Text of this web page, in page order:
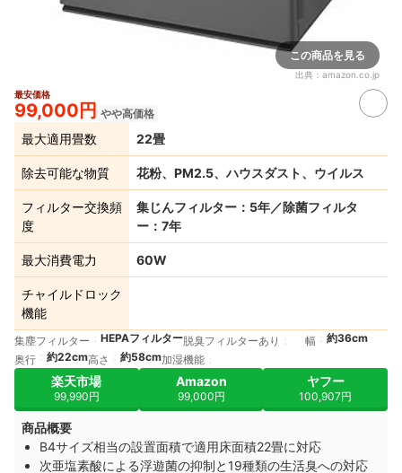
この商品を見る
出典： amazon.co.jp
最安価格
99,000円 やや高価格
最大適用畳数 22畳
除去可能な物質 花粉、PM2.5、ハウスダスト、ウイルス
フィルター交換頻
度
集じんフィルター：5年／除菌フィルタ
ー：7年
最大消費電力 60W
チャイルドロック
機能
集塵フィルター HEPAフィルター脱臭フィルターあり 幅
約36cm
奥行
約22cm高さ 約58cm加湿機能
楽天市場
99,990円
Amazon
99,000円
ヤフー
100,907円
商品概要
B4サイズ相当の設置面積で適用床面積22畳に対応
次亜塩素酸による浮遊菌の抑制と19種類の生活臭への対応